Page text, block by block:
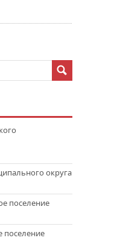
округа
поселение
поселение